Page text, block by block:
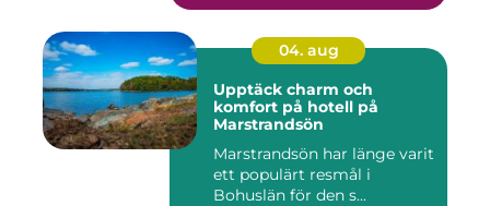
04. aug
Upptäck charm och
komfort på hotell på
Marstrandsön
Marstrandsön har länge varit
ett populärt resmål i
Bohuslän för den s...